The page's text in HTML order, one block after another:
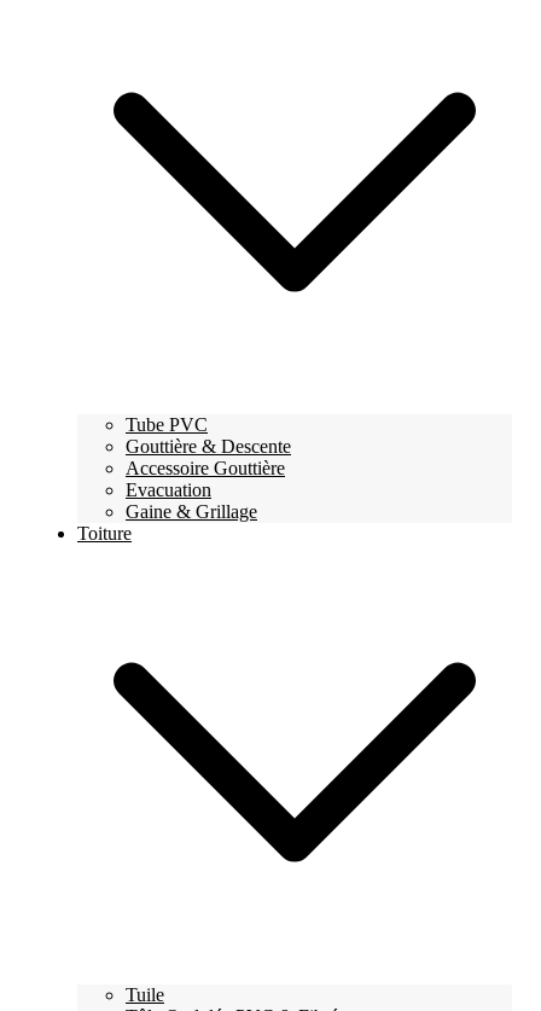
Tube PVC
Gouttière & Descente
Accessoire Gouttière
Evacuation
Gaine & Grillage
Toiture
Tuile